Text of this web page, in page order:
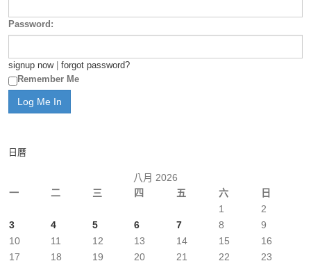
Password:
signup now| forgot password?
Remember Me
日曆
八月 2026
一
二 三 四 五 六 日
1
2
3
4 5 6 7 8
9
10
11 12 13 14 15
16
17
18 19 20 21 22
23